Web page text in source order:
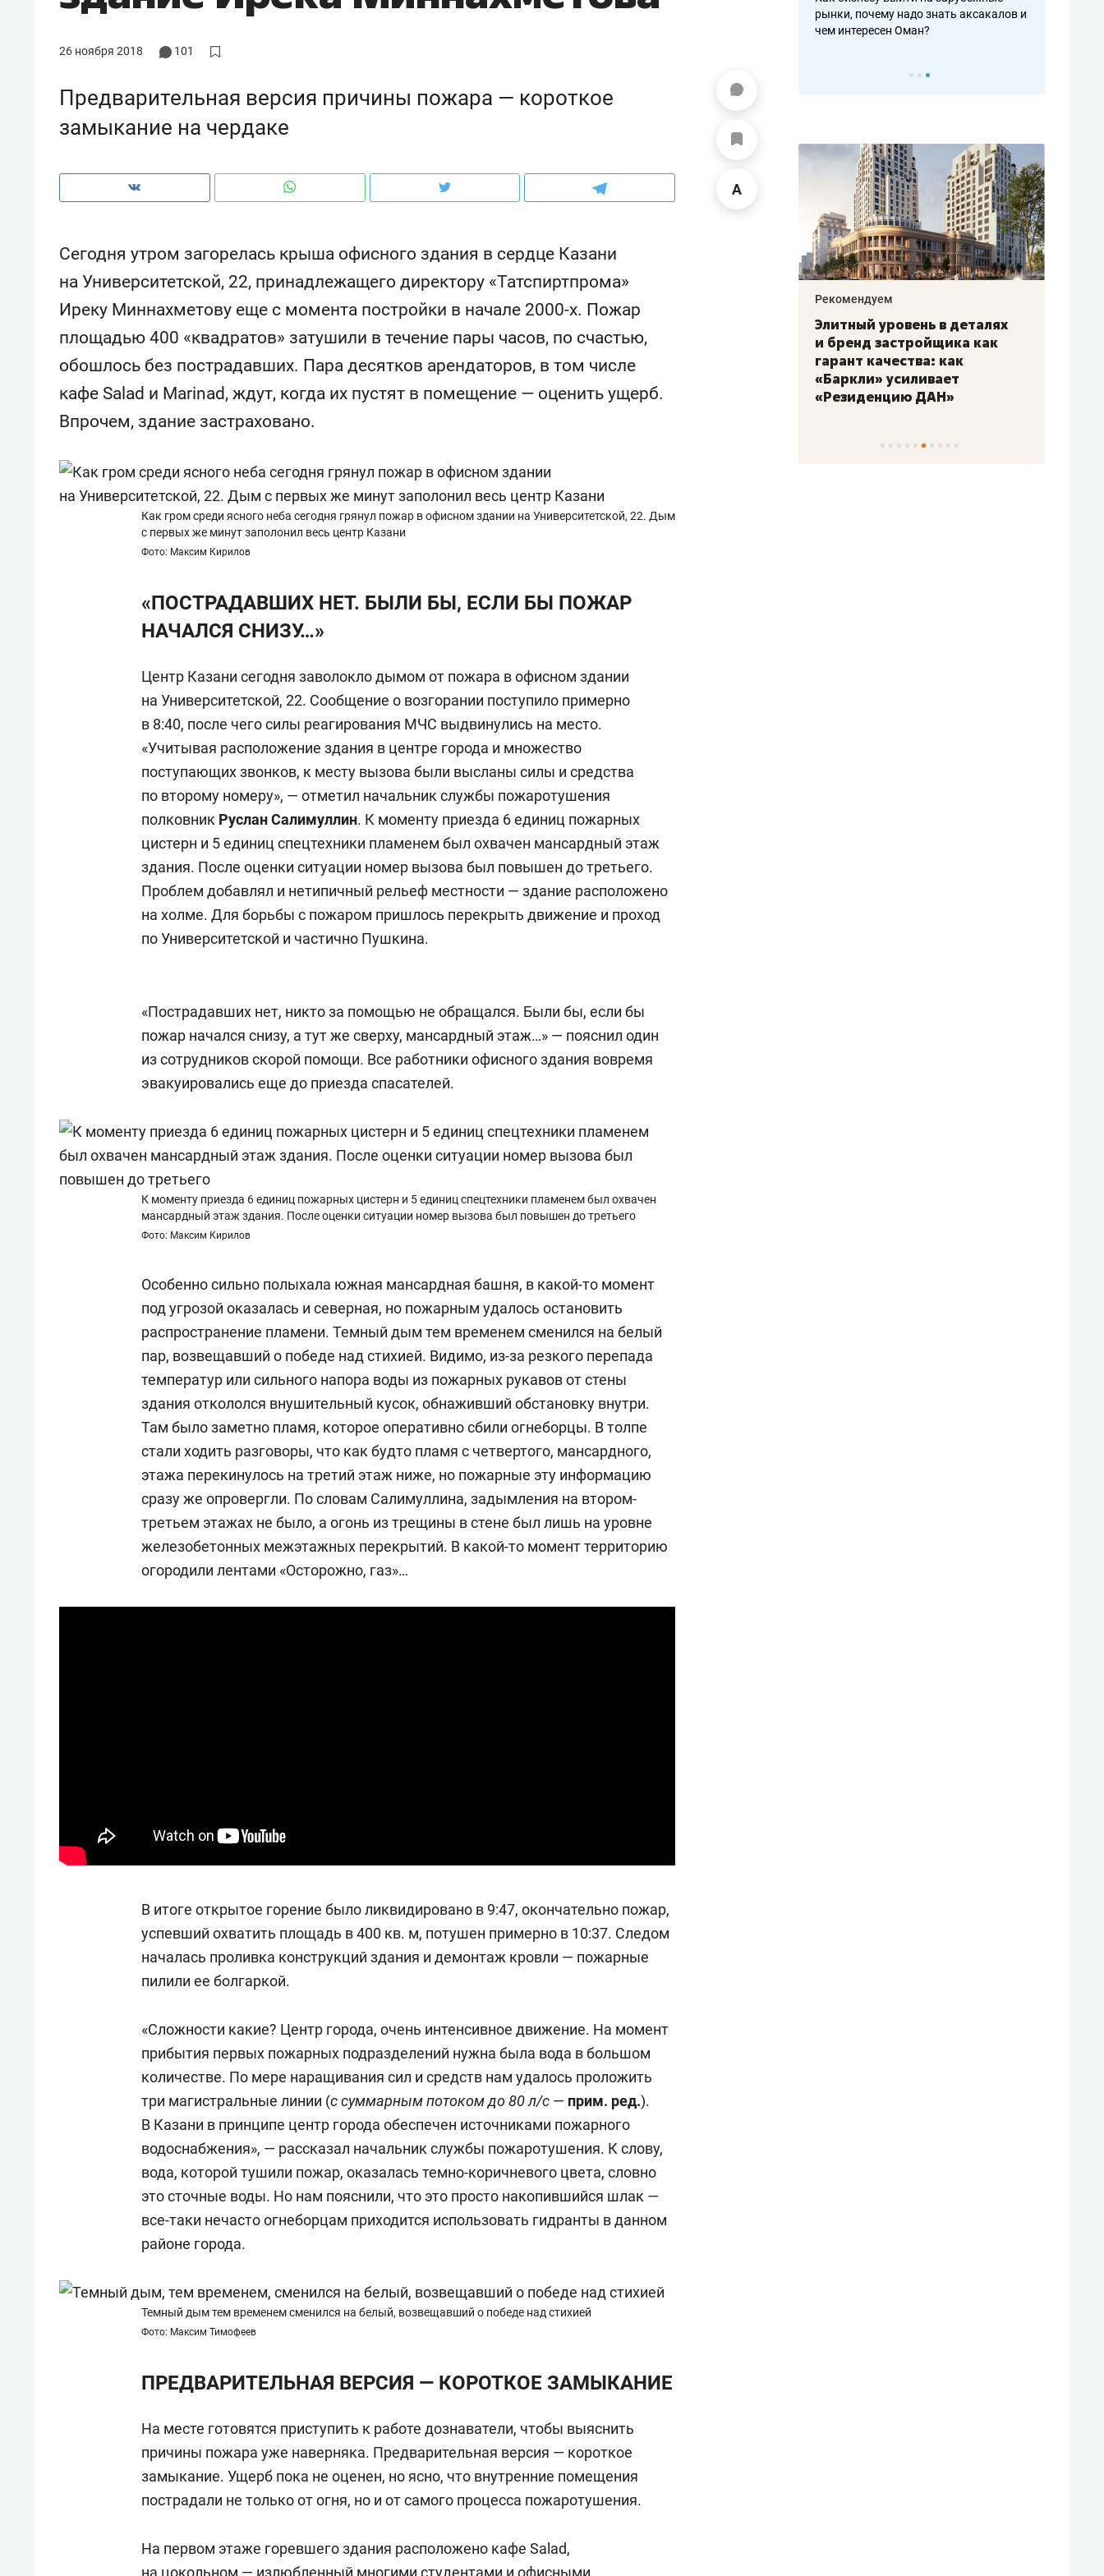
26 ноября 2018 101
Предварительная версия причины пожара — короткое
замыкание на чердаке
Сегодня утром загорелась крыша офисного здания в сердце Казани
на Университетской, 22, принадлежащего директору «Татспиртпрома»
Иреку Миннахметову еще с момента постройки в начале 2000-х. Пожар
площадью 400 «квадратов» затушили в течение пары часов, по счастью,
обошлось без пострадавших. Пара десятков арендаторов, в том числе
кафе Salad и Marinad, ждут, когда их пустят в помещение — оценить ущерб.
Впрочем, здание застраховано.
Как гром среди ясного неба сегодня грянул пожар в офисном здании на Университетской, 22. Дым
с первых же минут заполонил весь центр Казани
Фото: Максим Кирилов
«ПОСТРАДАВШИХ НЕТ. БЫЛИ БЫ, ЕСЛИ БЫ ПОЖАР
НАЧАЛСЯ СНИЗУ…»
Центр Казани сегодня заволокло дымом от пожара в офисном здании
на Университетской, 22. Сообщение о возгорании поступило примерно
в 8:40, после чего силы реагирования МЧС выдвинулись на место.
«Учитывая расположение здания в центре города и множество
поступающих звонков, к месту вызова были высланы силы и средства
по второму номеру», — отметил начальник службы пожаротушения
полковник Руслан Салимуллин. К моменту приезда 6 единиц пожарных
цистерн и 5 единиц спецтехники пламенем был охвачен мансардный этаж
здания. После оценки ситуации номер вызова был повышен до третьего.
Проблем добавлял и нетипичный рельеф местности — здание расположено
на холме. Для борьбы с пожаром пришлось перекрыть движение и проход
по Университетской и частично Пушкина.
«Пострадавших нет, никто за помощью не обращался. Были бы, если бы
пожар начался снизу, а тут же сверху, мансардный этаж…» — пояснил один
из сотрудников скорой помощи. Все работники офисного здания вовремя
эвакуировались еще до приезда спасателей.
К моменту приезда 6 единиц пожарных цистерн и 5 единиц спецтехники пламенем был охвачен
мансардный этаж здания. После оценки ситуации номер вызова был повышен до третьего
Фото: Максим Кирилов
Особенно сильно полыхала южная мансардная башня, в какой-то момент
под угрозой оказалась и северная, но пожарным удалось остановить
распространение пламени. Темный дым тем временем сменился на белый
пар, возвещавший о победе над стихией. Видимо, из-за резкого перепада
температур или сильного напора воды из пожарных рукавов от стены
здания откололся внушительный кусок, обнаживший обстановку внутри.
Там было заметно пламя, которое оперативно сбили огнеборцы. В толпе
стали ходить разговоры, что как будто пламя с четвертого, мансардного,
этажа перекинулось на третий этаж ниже, но пожарные эту информацию
сразу же опровергли. По словам Салимуллина, задымления на втором-
третьем этажах не было, а огонь из трещины в стене был лишь на уровне
железобетонных межэтажных перекрытий. В какой-то момент территорию
огородили лентами «Осторожно, газ»…
В итоге открытое горение было ликвидировано в 9:47, окончательно пожар,
успевший охватить площадь в 400 кв. м, потушен примерно в 10:37. Следом
началась проливка конструкций здания и демонтаж кровли — пожарные
пилили ее болгаркой.
«Сложности какие? Центр города, очень интенсивное движение. На момент
прибытия первых пожарных подразделений нужна была вода в большом
количестве. По мере наращивания сил и средств нам удалось проложить
три магистральные линии (с суммарным потоком до 80 л/с — прим. ред.).
В Казани в принципе центр города обеспечен источниками пожарного
водоснабжения», — рассказал начальник службы пожаротушения. К слову,
вода, которой тушили пожар, оказалась темно-коричневого цвета, словно
это сточные воды. Но нам пояснили, что это просто накопившийся шлак —
все-таки нечасто огнеборцам приходится использовать гидранты в данном
районе города.
Темный дым тем временем сменился на белый, возвещавший о победе над стихией
Фото: Максим Тимофеев
ПРЕДВАРИТЕЛЬНАЯ ВЕРСИЯ — КОРОТКОЕ ЗАМЫКАНИЕ
На месте готовятся приступить к работе дознаватели, чтобы выяснить
причины пожара уже наверняка. Предварительная версия — короткое
замыкание. Ущерб пока не оценен, но ясно, что внутренние помещения
пострадали не только от огня, но и от самого процесса пожаротушения.
На первом этаже горевшего здания расположено кафе Salad,
на цокольном — излюбленный многими студентами и офисными
рынки, почему надо знать аксакалов и
рынки, почему надо знать аксакалов и
чем интересен Оман?
о трехкратном росте цен,
Мексика, рок-концерт
и вагон с чак-чаком: как
в Менделеевске прошла
«Прорывы случались каждые
30 метров»: как «Водоканал»
лечит подземные артерии
Не только про еду: как
гастрокомплекс «Кайт»
задает новый ритм
набережной Казанки
Рекомендуем
Элитный уровень в деталях
и бренд застройщика как
гарант качества: как
«Баркли» усиливает
«Резиденцию ДАН»
Анастасия